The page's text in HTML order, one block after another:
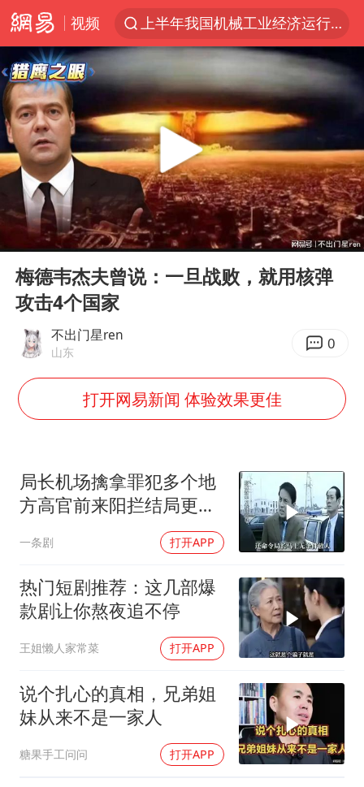
视频
上半年我国机械工业经济运行稳中有进
金华市人大常委会副主任陈峰齐被查
我国货物贸易进出口超30万亿元
向鹏0-3不敌张本智和
广东雷州通报特教老师招聘违规事件
国防部回应日本试射“战斧”导弹
泉州市委书记张毅恭被查
佛山通报笔试前13被淘汰后5名进体检
“立秋的第一杯奶茶”又爆单了
陈幸同晋级WTT横滨冠军赛8强
宇树科技中一签需缴款7.54万元
女儿为争财产堵门阻挠父亲出殡
公司“上四休三”但要降薪1000元
东方之约 相约未来
Play
00:00 07:01
梅德韦杰夫曾说：一旦战败，就用核弹
攻击4个国家
不出门星ren
山东 0
打开网易新闻 体验效果更佳
局长机场擒拿罪犯多个地
方高官前来阳拦结局更引
一条剧 打开APP
热门短剧推荐：这几部爆
款剧让你熬夜追不停
王姐懒人家常菜 打开APP
说个扎心的真相，兄弟姐
妹从来不是一家人
糖果手工问问 打开APP